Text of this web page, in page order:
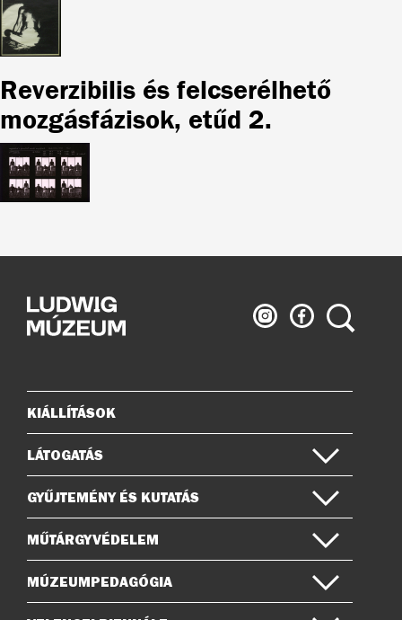
Reverzibilis és felcserélhető
mozgásfázisok, etűd 2.
Ludwig
Múzeum
Ludwig
Múzeum
Keresés
Oldaltérkép
KIÁLLÍTÁSOK
LÁTOGATÁS
GYŰJTEMÉNY ÉS KUTATÁS
MŰTÁRGYVÉDELEM
MÚZEUMPEDAGÓGIA